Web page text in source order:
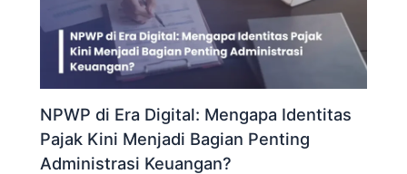
NPWP di Era Digital: Mengapa Identitas
Pajak Kini Menjadi Bagian Penting
Administrasi Keuangan?